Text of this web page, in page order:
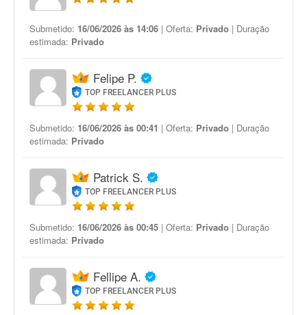
Submetido: 16/06/2026 às 14:06 | Oferta: Privado | Duração
estimada: Privado
Felipe P.
TOP FREELANCER PLUS
Submetido: 16/06/2026 às 00:41 | Oferta: Privado | Duração
estimada: Privado
Patrick S.
TOP FREELANCER PLUS
Submetido: 16/06/2026 às 00:45 | Oferta: Privado | Duração
estimada: Privado
Fellipe A.
TOP FREELANCER PLUS